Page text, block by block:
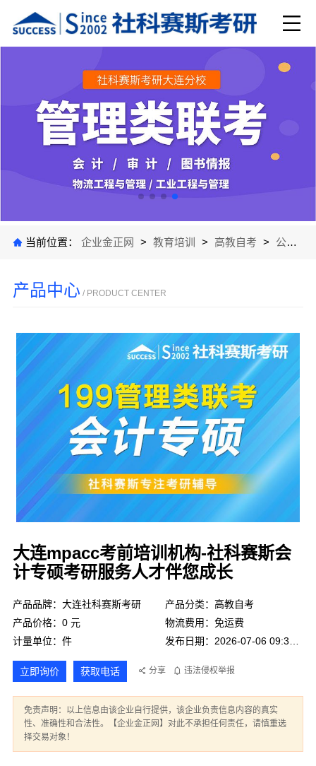
当前位置： 企业金正网 > 教育培训 > 高教自考 > 公司产品
产品中心 / PRODUCT CENTER
大连mpacc考前培训机构-社科赛斯会
计专硕考研服务人才伴您成长
产品品牌：大连社科赛斯考研
产品分类：高教自考
产品价格：0 元
物流费用：免运费
计量单位：件
立即询价 获取电话 分享 违法侵权举报
免责声明：以上信息由该企业自行提供，该企业负责信息内容的真实
性、准确性和合法性。【企业金正网】对此不承担任何责任，请慎重选
择交易对象！